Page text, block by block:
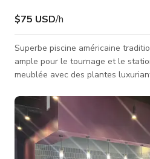
$75 USD/h
Superbe piscine américaine
ample pour le tournage et le
meublée avec des plantes
publicité ou séance photo dans